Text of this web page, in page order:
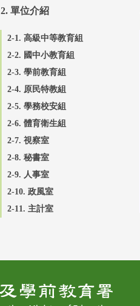
2. 單位介紹
2-1. 高級中等教育組
2-2. 國中小教育組
2-3. 學前教育組
2-4. 原民特教組
2-5. 學務校安組
2-6. 體育衛生組
2-7. 視察室
2-8. 秘書室
2-9. 人事室
2-10. 政風室
2-11. 主計室